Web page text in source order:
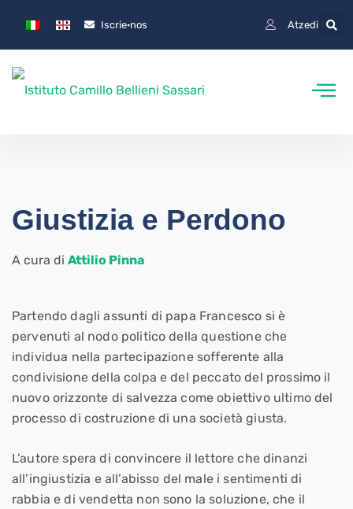
Iscrie·nos Atzedi
Giustizia e Perdono
A cura di Attilio Pinna
Partendo dagli assunti di papa Francesco si è
pervenuti al nodo politico della questione che
individua nella partecipazione sofferente alla
condivisione della colpa e del peccato del prossimo il
nuovo orizzonte di salvezza come obiettivo ultimo del
processo di costruzione di una società giusta.
L’autore spera di convincere il lettore che dinanzi
all’ingiustizia e all’abisso del male i sentimenti di
rabbia e di vendetta non sono la soluzione, che il